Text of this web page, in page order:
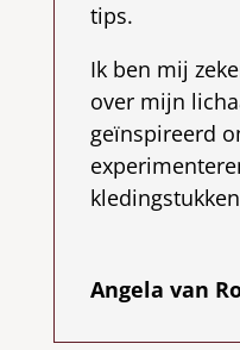
tips.
Ik ben mij
over mijn
geïnspireerd
Angela van